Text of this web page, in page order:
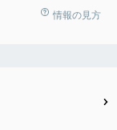
情報の見方